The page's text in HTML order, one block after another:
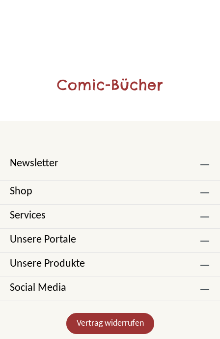
Comic-Bücher
Newsletter
Shop
Services
Unsere Portale
Unsere Produkte
Social Media
Vertrag widerrufen